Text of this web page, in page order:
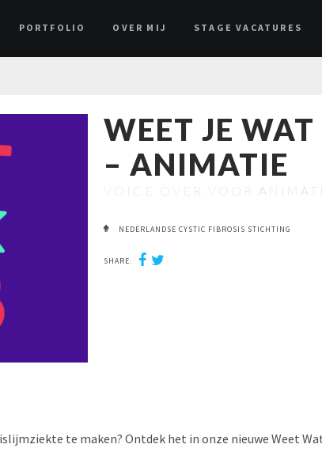
PORTFOLIO OVER MIJ STAGE VACATURES
WEET JE
– ANIMATIE
VOICE OVER VOOR
NEDERLANDSE CYSTIC FIBROSIS STICHTING
SHARE:
te maken? Ontdek het in onze nieuwe Weet